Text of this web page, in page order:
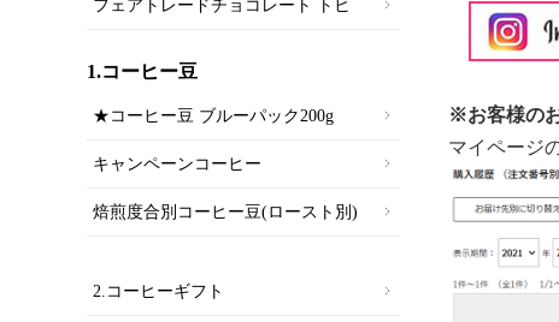
※お客様の
マイページ
フェアトレードチョコレート トヒ
1.コーヒー豆
★コーヒー豆 ブルーパック200g
キャンペーンコーヒー
焙煎度合別コーヒー豆(ロースト別)
2.コーヒーギフト